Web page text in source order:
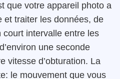
que votre appareil photo a
et traiter les données, de
court intervalle entre les
une seconde
vitesse d’obturation. La
le mouvement que vous